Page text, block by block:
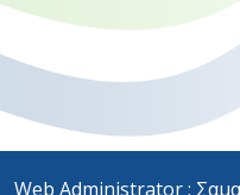
Web Administrator :